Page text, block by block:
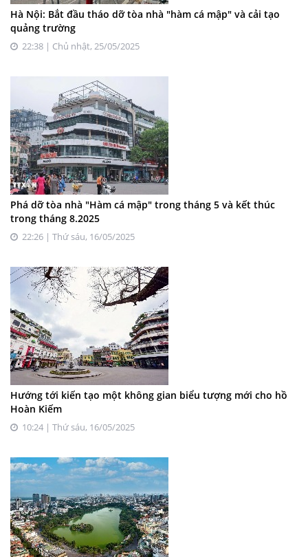
Hà Nội: Bắt đầu tháo dỡ tòa nhà "hàm cá mập" và cải tạo
quảng trường
22:38 | Chủ nhật, 25/05/2025
Phá dỡ tòa nhà "Hàm cá mập" trong tháng 5 và kết thúc
trong tháng 8.2025
22:26 | Thứ sáu, 16/05/2025
Hướng tới kiến tạo một không gian biểu tượng mới cho hồ
Hoàn Kiếm
10:24 | Thứ sáu, 16/05/2025